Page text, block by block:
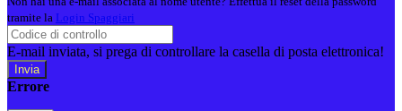
tramite la Login Spaggiari
E-mail inviata, si prega di controllare la casella di posta elettronica!
Errore